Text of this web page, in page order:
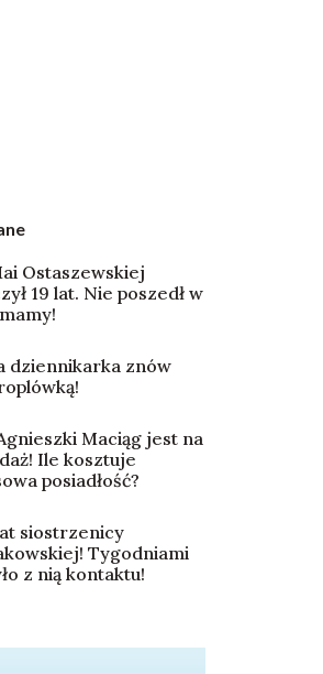
Ostaszewskiej
19 lat. Nie poszedł w
dziennikarka znów
Maciąg jest na
Ile kosztuje
posiadłość?
siostrzenicy
Tygodniami
z nią kontaktu!